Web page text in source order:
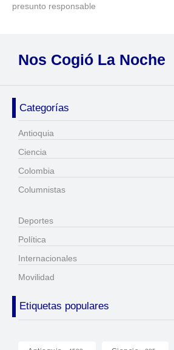
presunto responsable
Nos Cogió La Noche
Categorías
Antioquia
Ciencia
Colombia
Columnistas
Deportes
Política
Internacionales
Movilidad
Etiquetas populares